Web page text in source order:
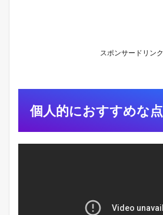
スポンサードリンク
個人的におすすめな点